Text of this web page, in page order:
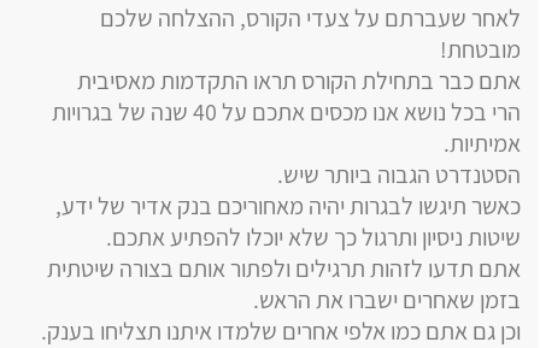
לאחר שעברתם על צעדי הקורס, ההצלחה שלכם
מובטחת!
אתם כבר בתחילת הקורס תראו התקדמות מאסיבית
הרי בכל נושא אנו מכסים אתכם על 40 שנה של בגרויות
אמיתיות.
הסטנדרט הגבוה ביותר שיש.
כאשר תיגשו לבגרות יהיה מאחוריכם בנק אדיר של ידע,
שיטות ניסיון ותרגול כך שלא יוכלו להפתיע אתכם.
אתם תדעו לזהות תרגילים ולפתור אותם בצורה שיטתית
בזמן שאחרים ישברו את הראש.
וכן גם אתם כמו אלפי אחרים שלמדו איתנו תצליחו בענק.